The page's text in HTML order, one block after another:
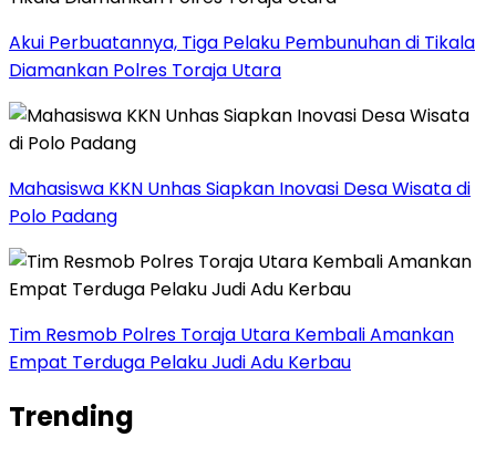
Akui Perbuatannya, Tiga Pelaku Pembunuhan di Tikala
Diamankan Polres Toraja Utara
Mahasiswa KKN Unhas Siapkan Inovasi Desa Wisata di
Polo Padang
Tim Resmob Polres Toraja Utara Kembali Amankan
Empat Terduga Pelaku Judi Adu Kerbau
Trending